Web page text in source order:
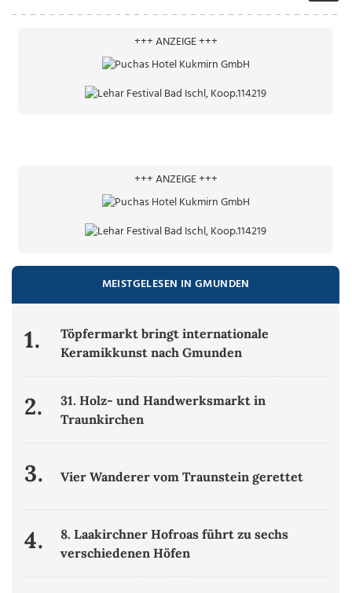
+++ ANZEIGE +++
+++ ANZEIGE +++
MEISTGELESEN IN GMUNDEN
1.
Töpfermarkt bringt internationale
Keramikkunst nach Gmunden
2.
31. Holz- und Handwerksmarkt in
Traunkirchen
3. Vier Wanderer vom Traunstein gerettet
4.
8. Laakirchner Hofroas führt zu sechs
verschiedenen Höfen